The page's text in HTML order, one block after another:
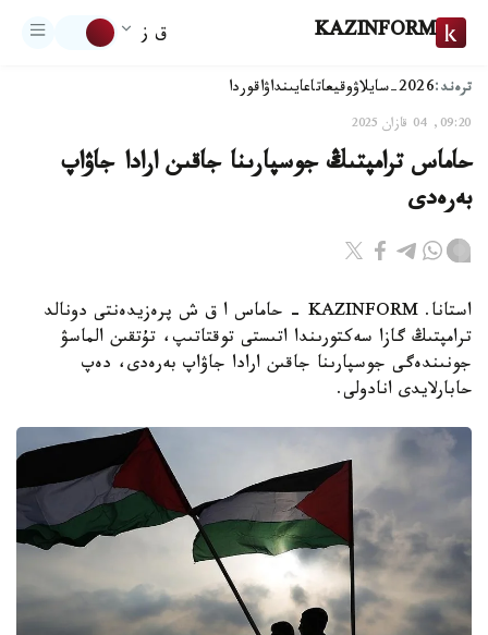
KAZINFORM ق ز
ترەند:2026-سايلاۋ وقيعاتاعايىنداۋاقوردا
09:20, 04 قازان 2025
حاماس ترامپتىڭ جوسپارىنا جاقىن ارادا جاۋاپ
بەرەدى
استانا. KAZINFORM - حاماس ا ق ش پرەزيدەنتى دونالد
ترامپتىڭ گازا سەكتورىندا اتىستى توقتاتىپ، تۇتقىن الماسۋ
جونىندەگى جوسپارىنا جاقىن ارادا جاۋاپ بەرەدى، دەپ
حابارلايدى انادولى.